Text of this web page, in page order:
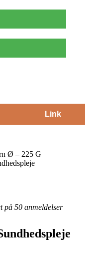
Link
Ø – 225 G
på 50 anmeldelser